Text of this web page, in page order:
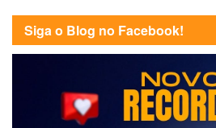
Siga o Blog no Facebook!